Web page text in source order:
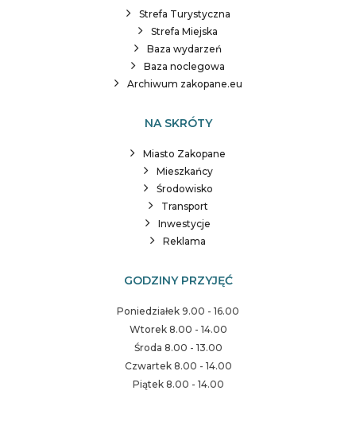
Strefa Turystyczna
Strefa Miejska
Baza wydarzeń
Baza noclegowa
Archiwum zakopane.eu
NA SKRÓTY
Miasto Zakopane
Mieszkańcy
Środowisko
Transport
Inwestycje
Reklama
GODZINY PRZYJĘĆ
Poniedziałek 9.00 - 16.00
Wtorek 8.00 - 14.00
Środa 8.00 - 13.00
Czwartek 8.00 - 14.00
Piątek 8.00 - 14.00